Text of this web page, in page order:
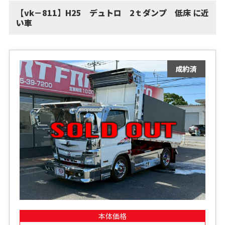
【vk－811】H25 デュトロ 2ｔダンプ 低床 に近
い車
本体価格